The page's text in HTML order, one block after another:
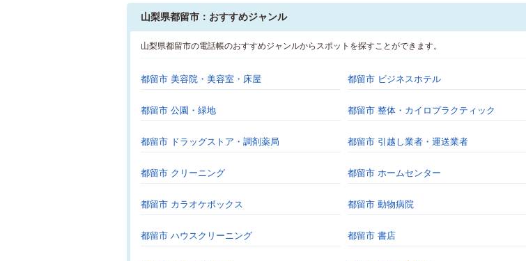
山梨県都留市：おすすめジャンル
山梨県都留市の電話帳のおすすめジャンルからスポットを探すことができます。
都留市 美容院・美容室・床屋 都留市 ビジネスホテル
都留市 公園・緑地 都留市 整体・カイロプラクティック
都留市 ドラッグストア・調剤薬局 都留市 引越し業者・運送業者
都留市 クリーニング 都留市 ホームセンター
都留市 カラオケボックス 都留市 動物病院
都留市 ハウスクリーニング 都留市 書店